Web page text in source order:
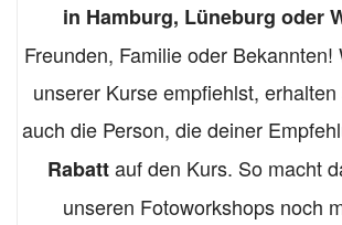
in Hamburg, Lüneburg oder
Freunden, Familie oder Bekannten!
unserer Kurse empfiehlst,
auch die Person, die deiner
Rabattauf den Kurs. So macht
unseren Fotoworkshops noch